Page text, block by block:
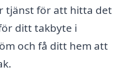
tjänst för att hitta det
ditt takbyte i
och få ditt hem att